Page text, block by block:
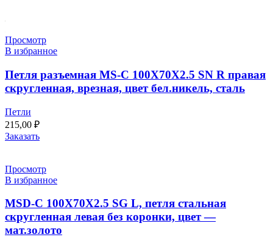
Просмотр
В избранное
Петля разъемная MS-C 100X70X2.5 SN R правая
скругленная, врезная, цвет бел.никель, сталь
Петли
215,00 ₽
Заказать
Просмотр
В избранное
MSD-C 100X70X2.5 SG L, петля стальная
скругленная левая без коронки, цвет —
мат.золото